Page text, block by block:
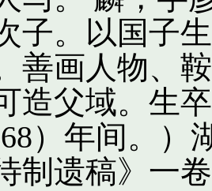
子。以国子
善画人物、
造父域。生
）年间。
制遗稿》一